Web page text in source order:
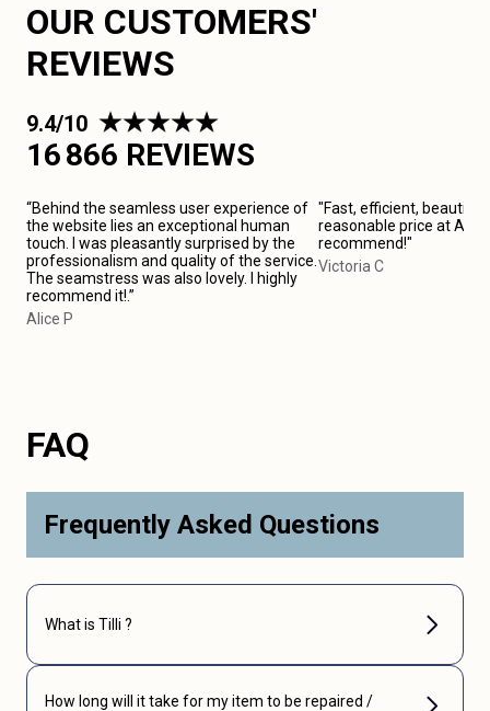
OUR CUSTOMERS'
REVIEWS
9.4/10
16 866 REVIEWS
“Behind the seamless user experience of
the website lies an exceptional human
touch. I was pleasantly surprised by the
professionalism and quality of the service.
The seamstress was also lovely. I highly
recommend it!.”
Alice P
"Fast, efficient, beautiful
reasonable price at
recommend!"
Victoria C
FAQ
Frequently Asked Questions
What is Tilli ?
How long will it take for my item to be repaired /